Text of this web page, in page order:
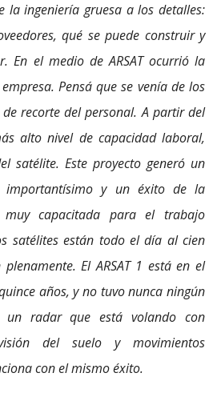
la ingeniería gruesa a los detalles:
qué se puede construir y
En el medio de ARSAT ocurrió la
Pensá que se venía de los
recorte del personal. A partir del
alto nivel de capacidad laboral,
satélite. Este proyecto generó un
importantísimo y un éxito de la
muy capacitada para el trabajo
satélites están todo el día al cien
El ARSAT 1 está en el
años, y no tuvo nunca ningún
un radar que está volando con
del suelo y movimientos
con el mismo éxito.